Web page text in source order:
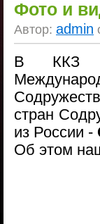
Фото и
Автор: admin
В ККЗ
стран
из России -
Об этом